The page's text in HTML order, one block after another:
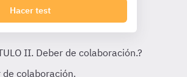
Hacer test